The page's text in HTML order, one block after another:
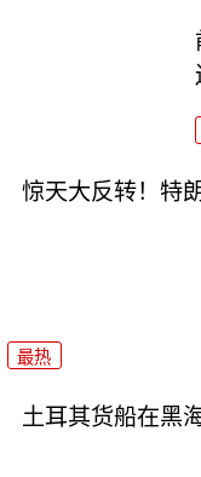
惊天大反转！特
最热
土耳其货船在黑